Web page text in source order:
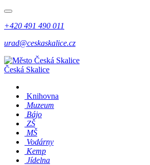
+420 491 490 011
urad@ceskaskalice.cz
Česká Skalice
Knihovna
Muzeum
Bájo
ZŠ
MŠ
Vodárny
Kemp
Jídelna